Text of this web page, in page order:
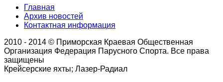
Главная
Архив новостей
Контактная информация
2010 - 2014 © Приморская Краевая Общественная
Организация Федерация Парусного Спорта. Все права
защищены
Крейсерские яхты; Лазер-Радиал